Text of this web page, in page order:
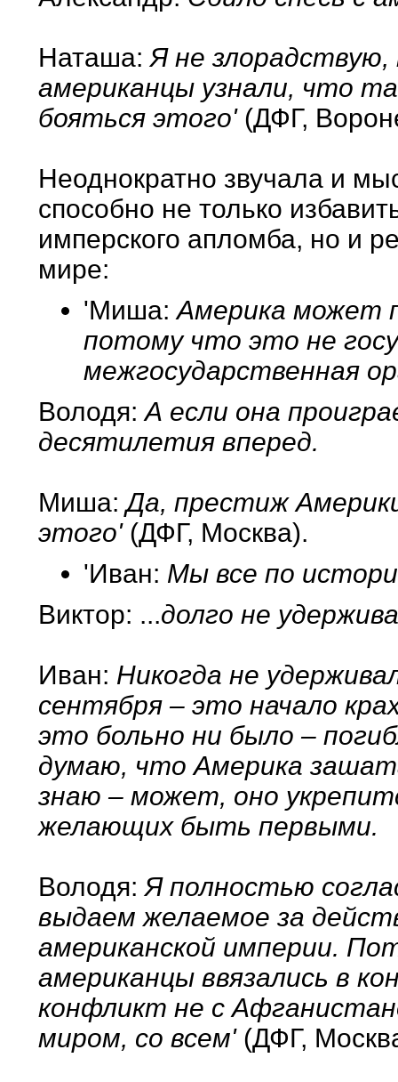
Наташа:Я не
американцы узнали, что
бояться этого'(ДФГ,
Неоднократно звучала и
способно не только
имперского апломба, но и
мире:
'Миша:Америка может
потому что это не
межгосударственная
Володя:А если она
десятилетия вперед.
Миша:Да, престиж
этого' (ДФГ, Москва).
'Иван: Мы все по
Виктор: ...долго не
Иван: Никогда не
сентября – это начало
это больно ни было –
думаю, что Америка
знаю – может, оно
желающих быть первыми.
Володя: Я полностью
выдаем желаемое за
американской империи.
американцы ввязались в
конфликт не с
миром, со всем'(ДФГ,